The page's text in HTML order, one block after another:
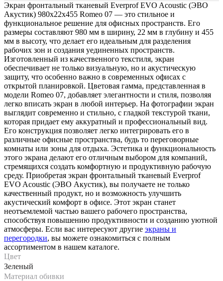
Экран фронтальный тканевый Everprof EVO Acoustic (ЭВО
Акустик) 980х22x455 Romeo 07 — это стильное и
функциональное решение для офисных пространств. Его
размеры составляют 980 мм в ширину, 22 мм в глубину и 455
мм в высоту, что делает его идеальным для разделения
рабочих зон и создания уединенных пространств.
Изготовленный из качественного текстиля, экран
обеспечивает не только визуальную, но и акустическую
защиту, что особенно важно в современных офисах с
открытой планировкой. Цветовая гамма, представленная в
модели Romeo 07, добавляет элегантности и стиля, позволяя
легко вписать экран в любой интерьер. На фотографии экран
выглядит современно и стильно, с гладкой текстурой ткани,
которая придает ему аккуратный и профессиональный вид.
Его конструкция позволяет легко интегрировать его в
различные офисные пространства, будь то переговорные
комнаты или зоны для отдыха. Эстетика и функциональность
этого экрана делают его отличным выбором для компаний,
стремящихся создать комфортную и продуктивную рабочую
среду. Приобретая экран фронтальный тканевый Everprof
EVO Acoustic (ЭВО Акустик), вы получаете не только
качественный продукт, но и возможность улучшить
акустический комфорт в офисе. Этот экран станет
неотъемлемой частью вашего рабочего пространства,
способствуя повышению продуктивности и созданию уютной
атмосферы. Если вас интересуют другие экраны и
перегородки, вы можете ознакомиться с полным
ассортиментом в нашем каталоге.
Цвет
Зеленый
Материал обивки